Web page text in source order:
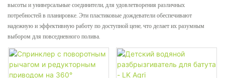
высоты и универсальные соединители, для удовлетворения различных
потребностей в планировке. Эти пластиковые дождеватели обеспечивают
надежную и эффективную работу по доступной цене, что делает их разумным
выбором для повседневного полива.